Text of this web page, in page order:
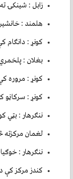
زابل : شینکۍ
هلمند : خانشین کې په ۲پوستو
کونړ : دانګام
بغلان : پلخمري کې ۲ پوليس د ټپونو له
کونړ : مروره کې په
کونړ : سرکاڼو کې په ۳ پوستو
ننګرهار : بټي
لغمان مرکزته څېرمه
ننګرهار : خوګياڼو کې
کندز مرکز کې د